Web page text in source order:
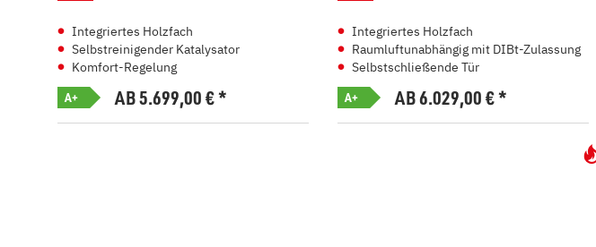
Integriertes Holzfach
Selbstreinigender Katalysator
Komfort-Regelung
A+ AB 5.699,00€*
Integriertes Holzfach
Raumluftunabhängig mit DIBt-Zulassung
Selbstschließende Tür
A+ AB 6.029,00€*